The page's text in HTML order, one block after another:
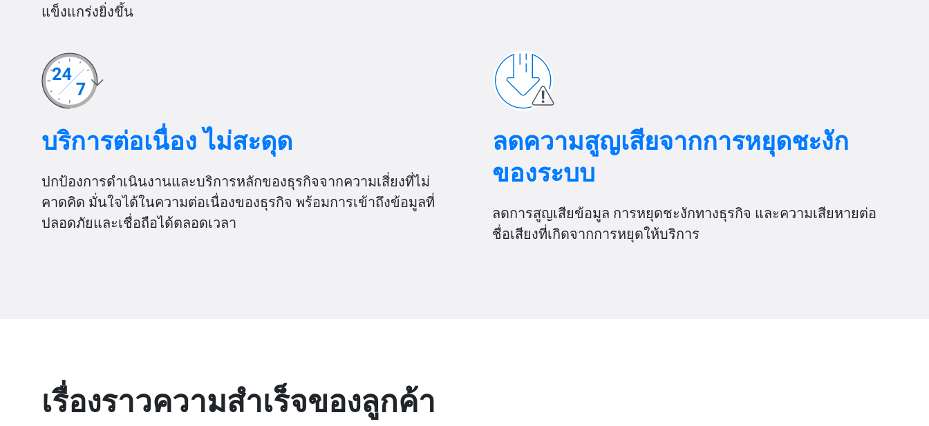
แข็งแกร่งยิ่งขึ้น
บริการต่อเนื่อง ไม่สะดุด
ปกป้องการดำเนินงานและบริการหลักของธุรกิจจากความเสี่ยงที่ไม่
คาดคิด มั่นใจได้ในความต่อเนื่องของธุรกิจ พร้อมการเข้าถึงข้อมูลที่
ปลอดภัยและเชื่อถือได้ตลอดเวลา
ลดความสูญเสียจากการหยุดชะงัก
ของระบบ
ลดการสูญเสียข้อมูล การหยุดชะงักทางธุรกิจ และความเสียหายต่อ
ชื่อเสียงที่เกิดจากการหยุดให้บริการ
เรื่องราวความสำเร็จของลูกค้า